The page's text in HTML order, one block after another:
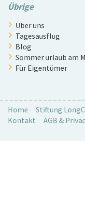
Übrige
Über uns
Tagesausflug
Blog
Sommer urlaub am
Für Eigentümer
Home Stiftung
Kontakt
AGB &